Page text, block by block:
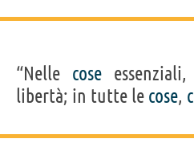
“Nelle cose
libertà; in tutte le cose,